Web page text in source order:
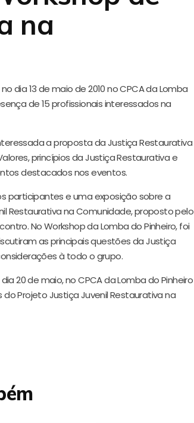
na
dia 13 de maio de 2010 no CPCA da Lomba
de 15 profissionais interessados na
a proposta da Justiça Restaurativa
princípios da Justiça Restaurativa e
destacados nos eventos.
participantes e uma exposição sobre a
Restaurativa na Comunidade, proposto pelo
No Workshop da Lomba do Pinheiro, foi
as principais questões da Justiça
à todo o grupo.
20 de maio, no CPCA da Lomba do Pinheiro
Projeto Justiça Juvenil Restaurativa na